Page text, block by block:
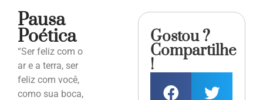
Pausa
Poética
“Ser feliz com o
ar e a terra, ser
feliz com você,
como sua boca,
Gostou ?
Compartilhe
!